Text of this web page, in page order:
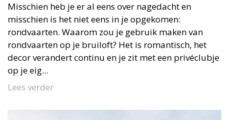
Misschien heb je er al eens over nagedacht en
misschien is het niet eens in je opgekomen:
rondvaarten. Waarom zou je gebruik maken van
rondvaarten op je bruiloft? Het is romantisch, het
decor verandert continu en je zit met een privéclubje
op je eig...
Lees verder